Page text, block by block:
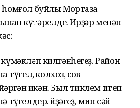
һомғол буйлы Мортаза
күтәрелде. Ирҙәр менән
килгәнһегеҙ. Район
түгел, колхоз, сов­
икән. Был тиклем итеп
түгелдер. Әйҙәгеҙ, мин сәй